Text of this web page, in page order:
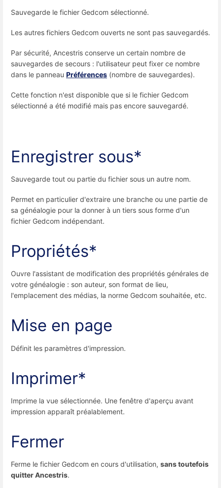
Sauvegarde le fichier Gedcom sélectionné.
Les autres fichiers Gedcom ouverts ne sont pas sauvegardés.
Par sécurité, Ancestris conserve un certain nombre de
sauvegardes de secours : l'utilisateur peut fixer ce nombre
dans le panneau Préférences (nombre de sauvegardes).
Cette fonction n'est disponible que si le fichier Gedcom
sélectionné a été modifié mais pas encore sauvegardé.
Enregistrer sous*
Sauvegarde tout ou partie du fichier sous un autre nom.
Permet en particulier d'extraire une branche ou une partie de
sa généalogie pour la donner à un tiers sous forme d'un
fichier Gedcom indépendant.
Propriétés*
Ouvre l'assistant de modification des propriétés générales de
votre généalogie : son auteur, son format de lieu,
l'emplacement des médias, la norme Gedcom souhaitée, etc.
Mise en page
Définit les paramètres d'impression.
Imprimer*
Imprime la vue sélectionnée. Une fenêtre d'aperçu avant
impression apparaît préalablement.
Fermer
Ferme le fichier Gedcom en cours d'utilisation, sans toutefois
quitter Ancestris.